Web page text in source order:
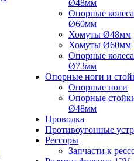
Ø48мм
Опорные колеса
Ø60мм
Хомуты Ø48мм
Хомуты Ø60мм
Опорные колеса
Ø73мм
Опорные ноги и
Опорные ноги
Опорные
Ø48мм
Проводка
Противоугонные
Рессоры
Запчасти к